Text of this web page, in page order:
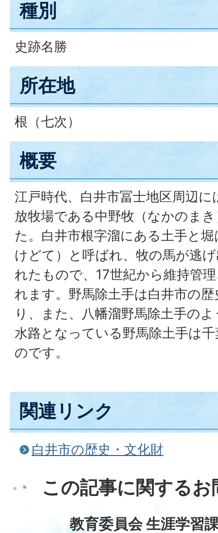
種別
史跡名勝
所在地
根（七次）
概要
江戸時代、白井市冨士地区周辺
放牧場である中野牧（なかのま
た。白井市根字溜にある土手と
けどて）と呼ばれ、牧の馬が逃
れたもので、17世紀から維持管
れます。野馬除土手は白井市の
り、また、八幡溜野馬除土手の
水路となっている野馬除土手は
のです。
関連リンク
白井市の歴史・文化財
この記事に関する
教育委員会 生涯学習